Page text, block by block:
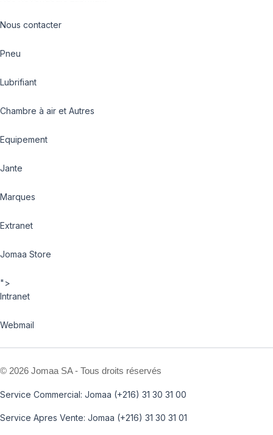
Nous contacter
Pneu
Lubrifiant
Chambre à air et Autres
Equipement
Jante
Marques
Extranet
Jomaa Store
">
Intranet
Webmail
© 2026 Jomaa SA - Tous droits réservés
Service Commercial: Jomaa (+216) 31 30 31 00
Service Apres Vente: Jomaa (+216) 31 30 31 01